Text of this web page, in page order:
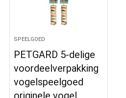
SPEELGOED
PETGARD 5-delige
voordeelverpakking
vogelspeelgoed
originele vogel